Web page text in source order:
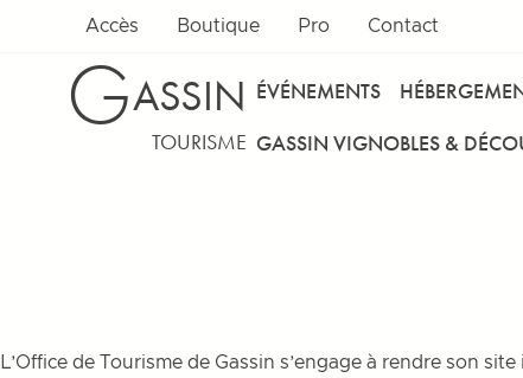
Aller au contenu
Accès Boutique Pro Contact
GASSIN
TOURISME
ÉVÉNEMENTS
GASSIN VIGNOBLES &
L’Office de Tourisme de Gassin s’engage à rendre son